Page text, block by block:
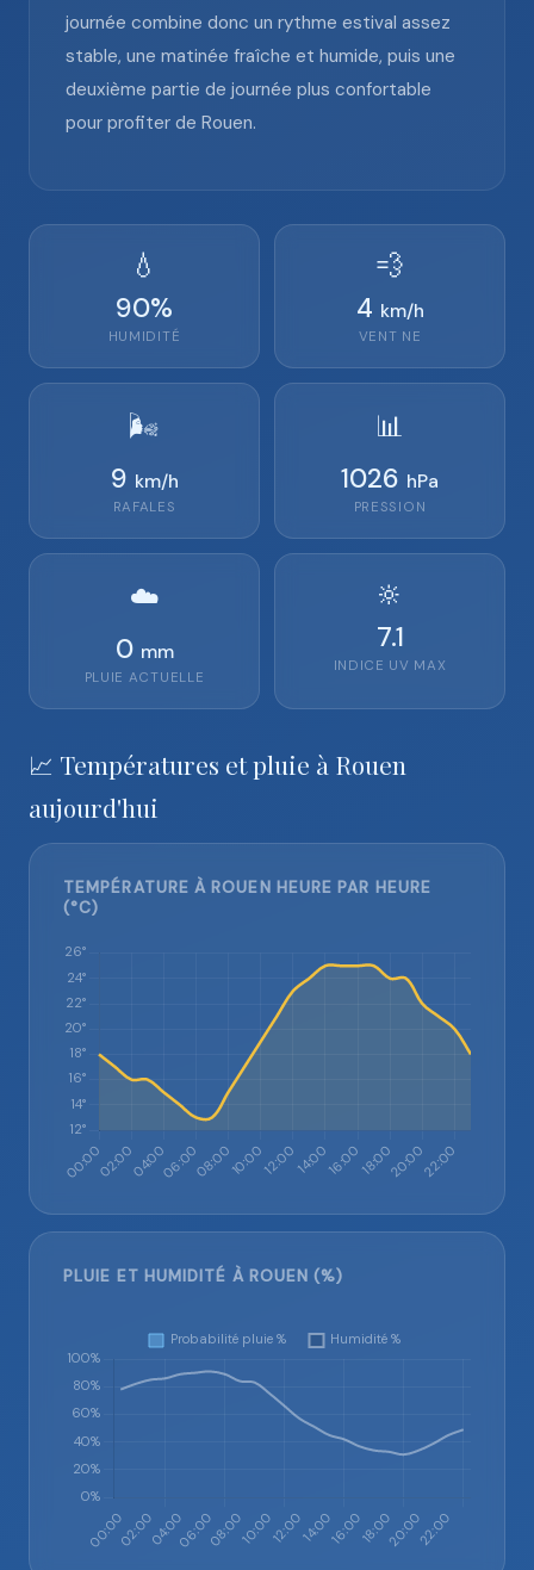
journée combine donc un rythme estival assez
stable, une matinée fraîche et humide, puis une
deuxième partie de journée plus confortable
pour profiter de Rouen.
💧
90%
HUMIDITÉ
💨
4 km/h
VENT NE
🌬️
9 km/h
RAFALES
📊
1026 hPa
PRESSION
☁️
0 mm
PLUIE ACTUELLE
🔆
7.1
INDICE UV MAX
📈 Températures et pluie à Rouen
aujourd'hui
TEMPÉRATURE À ROUEN HEURE PAR HEURE
(°C)
PLUIE ET HUMIDITÉ À ROUEN (%)